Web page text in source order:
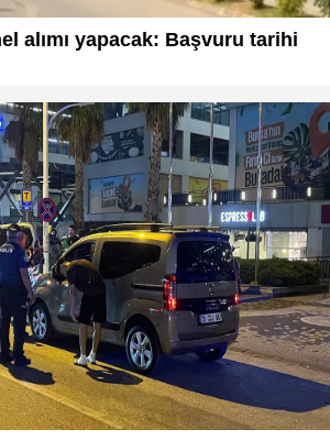
alımı yapacak: Başvuru tarihi